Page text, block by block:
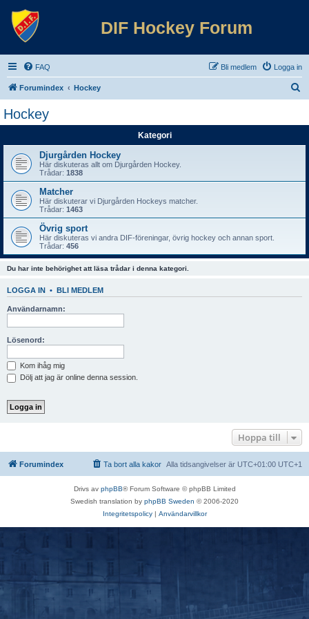
DIF Hockey Forum
FAQ Logga in
Bli medlem
Forumindex Hockey
Hockey
Kategori
Djurgården Hockey
Här diskuteras allt om Djurgården Hockey.
Trådar: 1838
Matcher
Här diskuterar vi Djurgården Hockeys matcher.
Trådar: 1463
Övrig sport
Här diskuteras vi andra DIF-föreningar, övrig hockey och annan sport.
Trådar: 456
Du har inte behörighet att läsa trådar i denna kategori.
LOGGA IN • BLI MEDLEM
Användarnamn:
Lösenord:
Kom ihåg mig
Dölj att jag är online denna session.
Hoppa till
Forumindex Alla tidsangivelser är UTC+01:00 UTC+1
Ta bort alla kakor
Drivs av phpBB® Forum Software © phpBB Limited
Swedish translation by phpBB Sweden © 2006-2020
Integritetspolicy| Användarvillkor